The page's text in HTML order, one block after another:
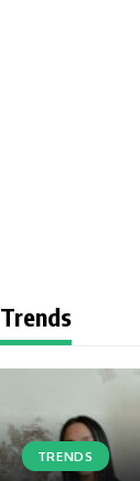
Trends
TRENDS